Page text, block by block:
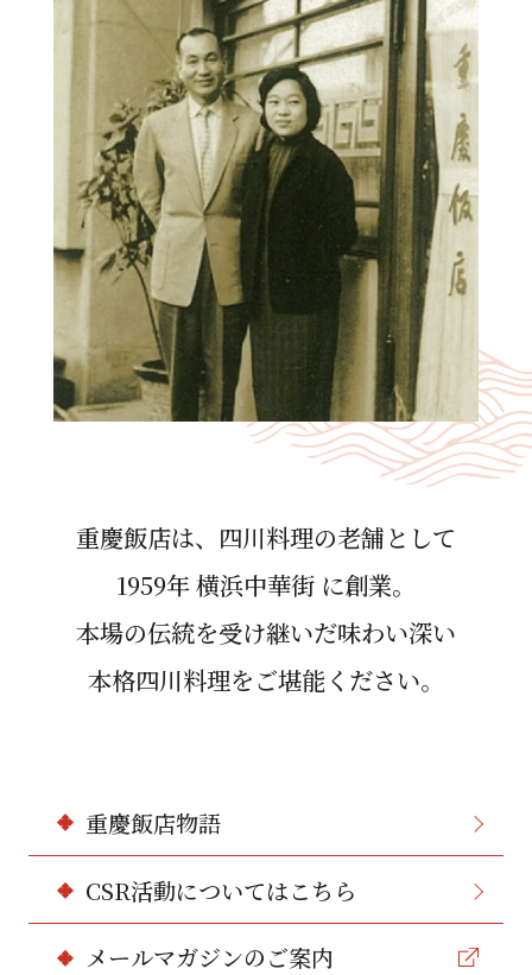
重慶飯店は、四川料理の⽼舗として
1959年 横浜中華街 に創業。
本場の伝統を受け継いだ味わい深い
本格四川料理をご堪能ください。
重慶飯店物語
CSR活動についてはこちら
メールマガジンのご案内